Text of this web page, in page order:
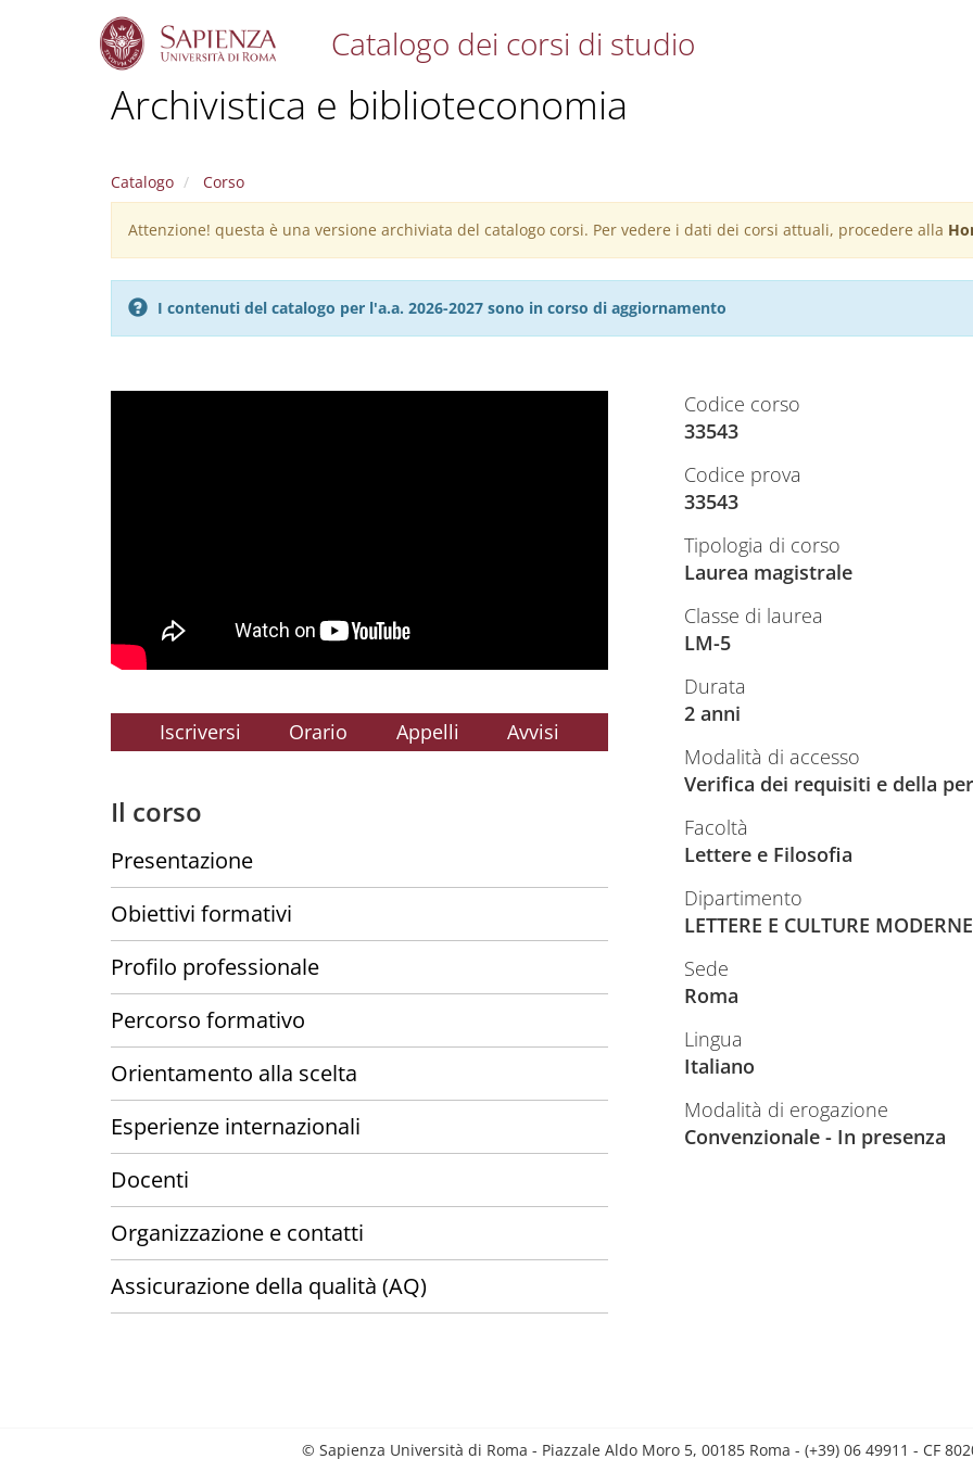
Catalogo dei corsi di studio
Archivistica e biblioteconomia
Catalogo Corso
Warning
message
Attenzione! questa è una versione archiviata del catalogo corsi. Per vedere i dati dei corsi attuali, procedere alla
I contenuti del catalogo per l'a.a. 2026-2027 sono in corso di aggiornamento
Iscriversi Orario Appelli Avvisi
Il corso
Presentazione
Obiettivi formativi
Profilo professionale
Percorso formativo
Orientamento alla scelta
Esperienze internazionali
Docenti
Organizzazione e contatti
Assicurazione della qualità (AQ)
Codice corso
33543
Codice prova
33543
Tipologia di corso
Laurea magistrale
Classe di laurea
LM-5
Durata
2 anni
Modalità di accesso
Verifica dei requisiti e della
Facoltà
Lettere e Filosofia
Dipartimento
LETTERE E CULTURE MODERNE
Sede
Roma
Lingua
Italiano
Modalità di erogazione
Convenzionale - In presenza
© Sapienza Università di Roma - Piazzale Aldo Moro 5, 00185 Roma - (+39) 06 49911 - CF